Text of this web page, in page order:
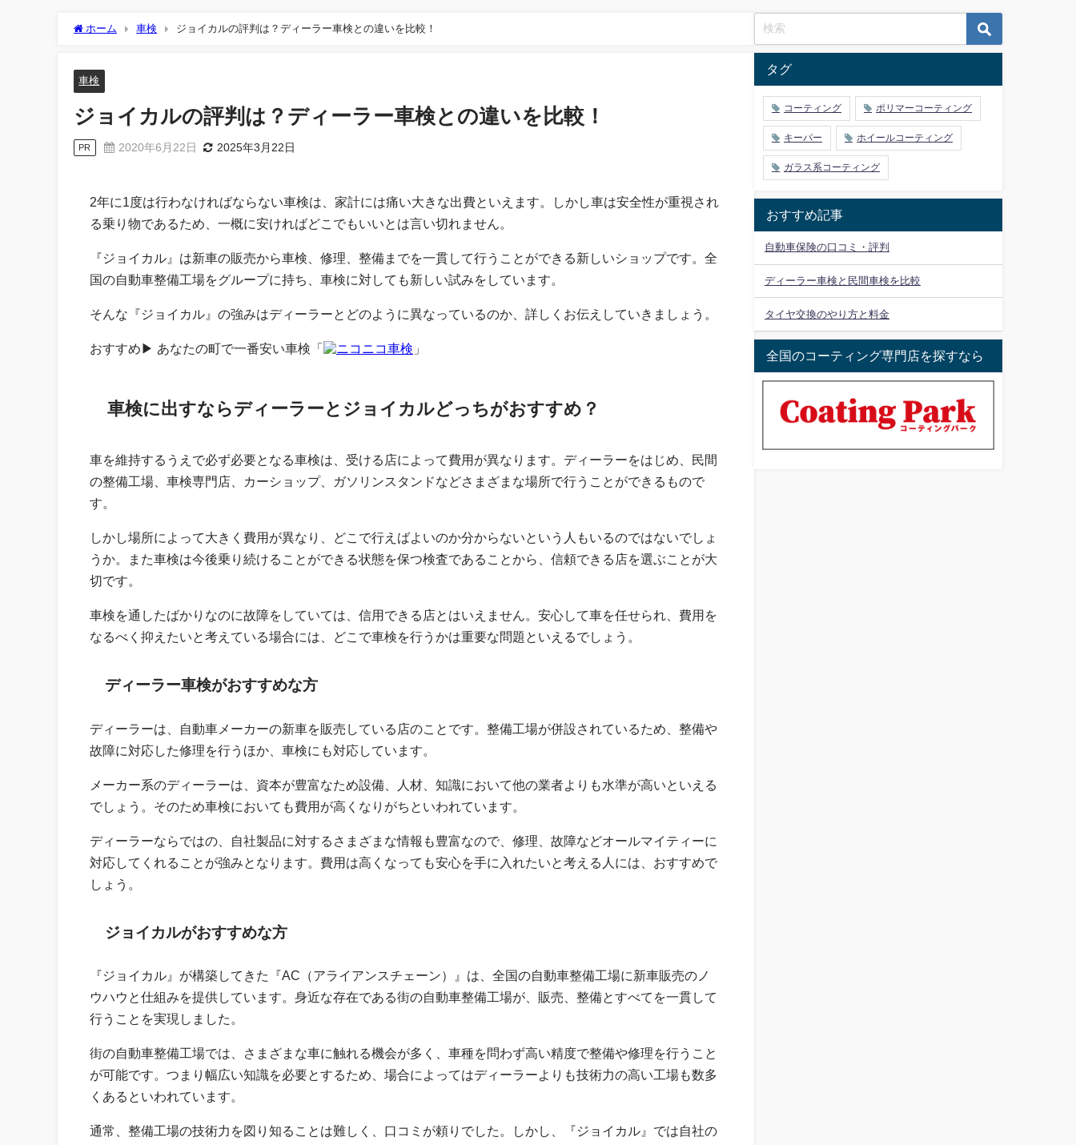
ホーム 車検 ジョイカルの評判は？ディーラー車検との違いを比較！
車検
ジョイカルの評判は？ディーラー車検との違いを比較！
PR 2020年6月22日 2025年3月22日
2年に1度は行わなければならない車検は、家計には痛い大きな出費といえます。しかし車は安全性が重視され
る乗り物であるため、一概に安ければどこでもいいとは言い切れません。
『ジョイカル』は新車の販売から車検、修理、整備までを一貫して行うことができる新しいショップです。全
国の自動車整備工場をグループに持ち、車検に対しても新しい試みをしています。
そんな『ジョイカル』の強みはディーラーとどのように異なっているのか、詳しくお伝えしていきましょう。
おすすめ▶︎ あなたの町で一番安い車検「 ニコニコ車検 」
車検に出すならディーラーとジョイカルどっちがおすすめ？
車を維持するうえで必ず必要となる車検は、受ける店によって費用が異なります。ディーラーをはじめ、民間
の整備工場、車検専門店、カーショップ、ガソリンスタンドなどさまざまな場所で行うことができるもので
す。
しかし場所によって大きく費用が異なり、どこで行えばよいのか分からないという人もいるのではないでしょ
うか。また車検は今後乗り続けることができる状態を保つ検査であることから、信頼できる店を選ぶことが大
切です。
車検を通したばかりなのに故障をしていては、信用できる店とはいえません。安心して車を任せられ、費用を
なるべく抑えたいと考えている場合には、どこで車検を行うかは重要な問題といえるでしょう。
ディーラー車検がおすすめな方
ディーラーは、自動車メーカーの新車を販売している店のことです。整備工場が併設されているため、整備や
故障に対応した修理を行うほか、車検にも対応しています。
メーカー系のディーラーは、資本が豊富なため設備、人材、知識において他の業者よりも水準が高いといえる
でしょう。そのため車検においても費用が高くなりがちといわれています。
ディーラーならではの、自社製品に対するさまざまな情報も豊富なので、修理、故障などオールマイティーに
対応してくれることが強みとなります。費用は高くなっても安心を手に入れたいと考える人には、おすすめで
しょう。
ジョイカルがおすすめな方
『ジョイカル』が構築してきた『AC（アライアンスチェーン）』は、全国の自動車整備工場に新車販売のノ
ウハウと仕組みを提供しています。身近な存在である街の自動車整備工場が、販売、整備とすべてを一貫して
行うことを実現しました。
街の自動車整備工場では、さまざまな車に触れる機会が多く、車種を問わず高い精度で整備や修理を行うこと
が可能です。つまり幅広い知識を必要とするため、場合によってはディーラーよりも技術力の高い工場も数多
くあるといわれています。
通常、整備工場の技術力を図り知ることは難しく、口コミが頼りでした。しかし、『ジョイカル』では自社の
タグ
コーティング ポリマーコーティング
キーパー ホイールコーティング
ガラス系コーティング
おすすめ記事
自動車保険の口コミ・評判
ディーラー車検と民間車検を比較
タイヤ交換のやり方と料金
全国のコーティング専門店を探すなら